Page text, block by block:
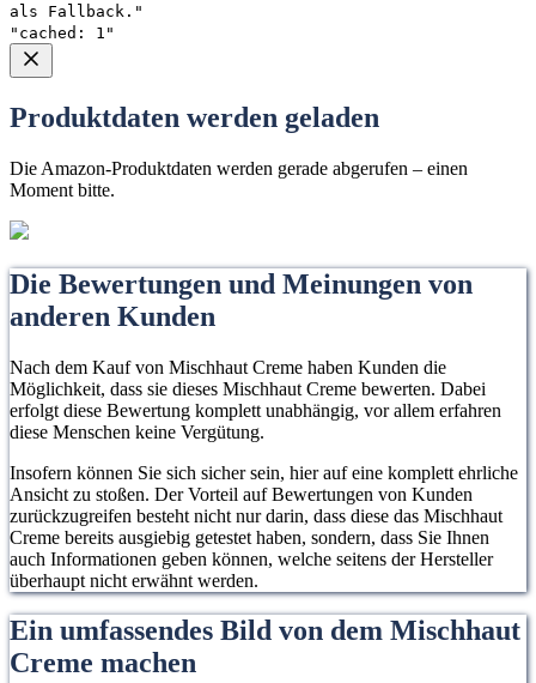
als Fallback."
"cached: 1"
Produktdaten werden geladen
Die Amazon-Produktdaten werden gerade abgerufen – einen
Moment bitte.
Die Bewertungen und Meinungen von
anderen Kunden
Nach dem Kauf von Mischhaut Creme haben Kunden die
Möglichkeit, dass sie dieses Mischhaut Creme bewerten. Dabei
erfolgt diese Bewertung komplett unabhängig, vor allem erfahren
diese Menschen keine Vergütung.
Insofern können Sie sich sicher sein, hier auf eine komplett ehrliche
Ansicht zu stoßen. Der Vorteil auf Bewertungen von Kunden
zurückzugreifen besteht nicht nur darin, dass diese das Mischhaut
Creme bereits ausgiebig getestet haben, sondern, dass Sie Ihnen
auch Informationen geben können, welche seitens der Hersteller
überhaupt nicht erwähnt werden.
Ein umfassendes Bild von dem Mischhaut
Creme machen